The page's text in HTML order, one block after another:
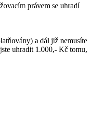
právem se uhradí
a dál již nemusíte
uhradit 1.000,- Kč tomu,